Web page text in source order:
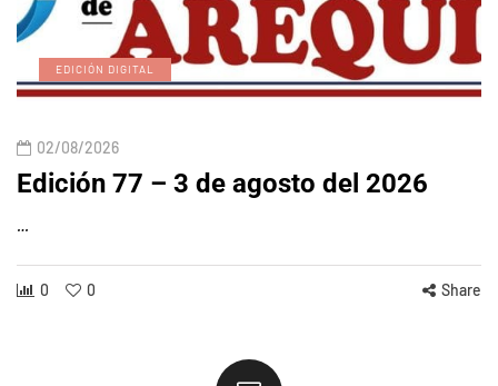
EDICIÓN DIGITAL
02/08/2026
Edición 77 – 3 de agosto del 2026
…
0 0 Share